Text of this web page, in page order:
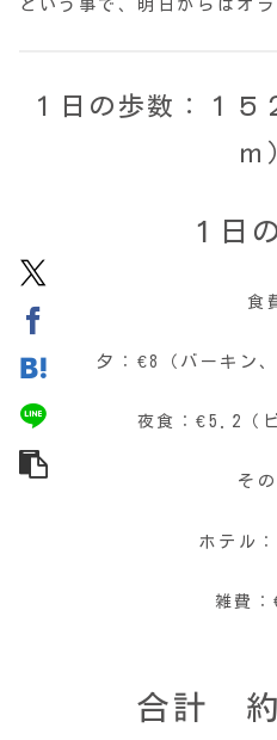
という事で、明日からはオラ
１日の歩数：１５
ｍ
１日
食
夕：€8（バーキン
夜食：€5.2（
そ
ホテル
雑費
合計 約